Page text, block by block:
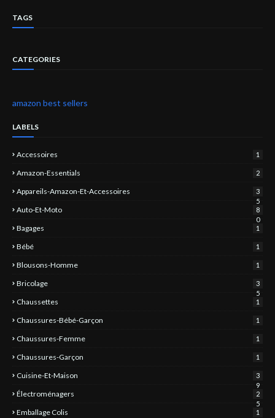
TAGS
CATEGORIES
amazon best sellers
LABELS
Accessoires 1
Amazon-Essentials 2
Appareils-Amazon-Et-Accessoires
3
5
Auto-Et-Moto
8
0
Bagages 1
Bébé 1
Blousons-Homme 1
Bricolage
3
5
Chaussettes 1
Chaussures-Bébé-Garçon 1
Chaussures-Femme 1
Chaussures-Garçon 1
Cuisine-Et-Maison
3
9
Électroménagers
2
5
Emballage Colis 1